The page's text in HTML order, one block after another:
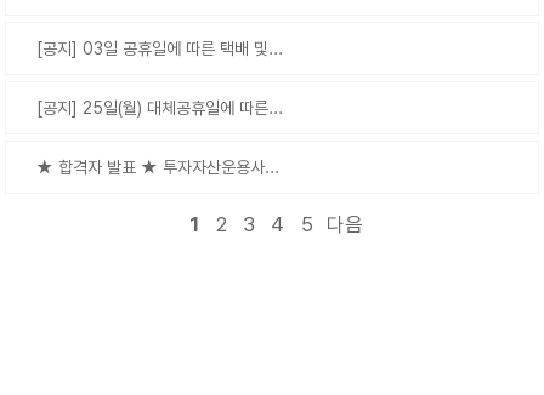
[공지] 03일 공휴일에 따른 택배 및...
[공지] 25일(월) 대체공휴일에 따른...
★ 합격자 발표 ★ 투자자산운용사...
1 2 3 4 5 다음